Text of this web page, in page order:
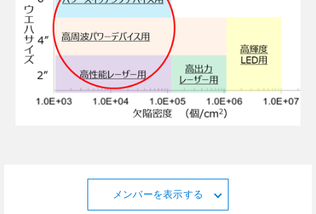
メンバーを表示する